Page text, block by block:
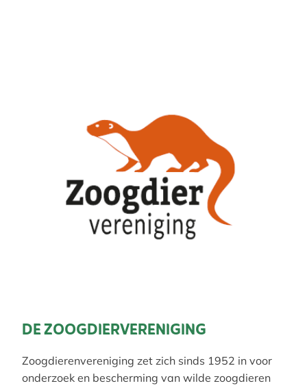
DE ZOOGDIERVERENIGING
Zoogdierenvereniging zet zich sinds 1952 in voor
onderzoek en bescherming van wilde zoogdieren